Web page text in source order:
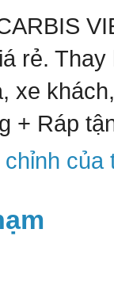
rẻ.
xe
+ Ráp
của